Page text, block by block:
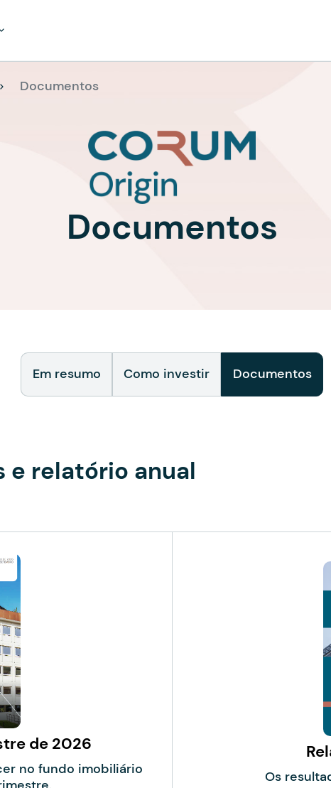
Documentos
Documentos
Em resumo Como investir Documentos
e relatório anual
de 2026
no fundo imobiliário
Os